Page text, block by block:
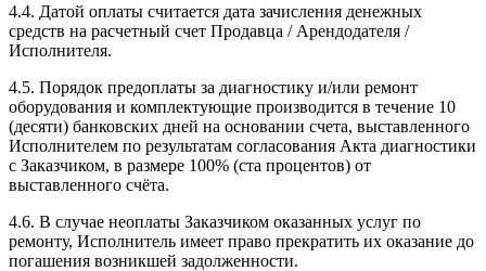
4.4. Датой оплаты считается дата зачисления денежных
средств на расчетный счет Продавца / Арендодателя /
Исполнителя.
4.5. Порядок предоплаты за диагностику и/или ремонт
оборудования и комплектующие производится в течение 10
(десяти) банковских дней на основании счета, выставленного
Исполнителем по результатам согласования Акта диагностики
с Заказчиком, в размере 100% (ста процентов) от
выставленного счёта.
4.6. В случае неоплаты Заказчиком оказанных услуг по
ремонту, Исполнитель имеет право прекратить их оказание до
погашения возникшей задолженности.